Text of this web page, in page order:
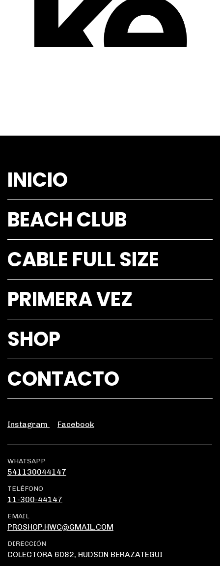
INICIO
BEACH CLUB
CABLE FULL SIZE
PRIMERA VEZ
SHOP
CONTACTO
Instagram Facebook
WHATSAPP
541130044147
TELÉFONO
11-300-44147
EMAIL
PROSHOP.HWC@GMAIL.COM
DIRECCIÓN
COLECTORA 6082, HUDSON BERAZATEGUI